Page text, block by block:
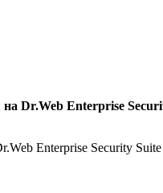
Dr.Web Enterprise
Enterprise Security Suite